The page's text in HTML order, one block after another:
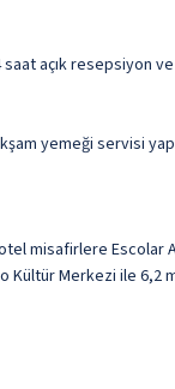
açık resepsiyon
yemeği servisi
misafirlere Escolar
Kültür Merkezi ile 6,2